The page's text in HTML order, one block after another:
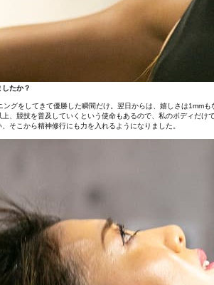
たか？
グをしてきて優勝した瞬間だけ。翌日からは、嬉しさは1mm
、競技を普及していくという使命もあるので、私のボディだ
そこから精神修行にも力を入れるようになりました。